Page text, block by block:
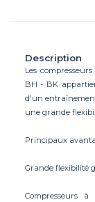
Description
Les
BH - BK
d'un
une grande
Principaux
Grande flexibilité
Compresseurs